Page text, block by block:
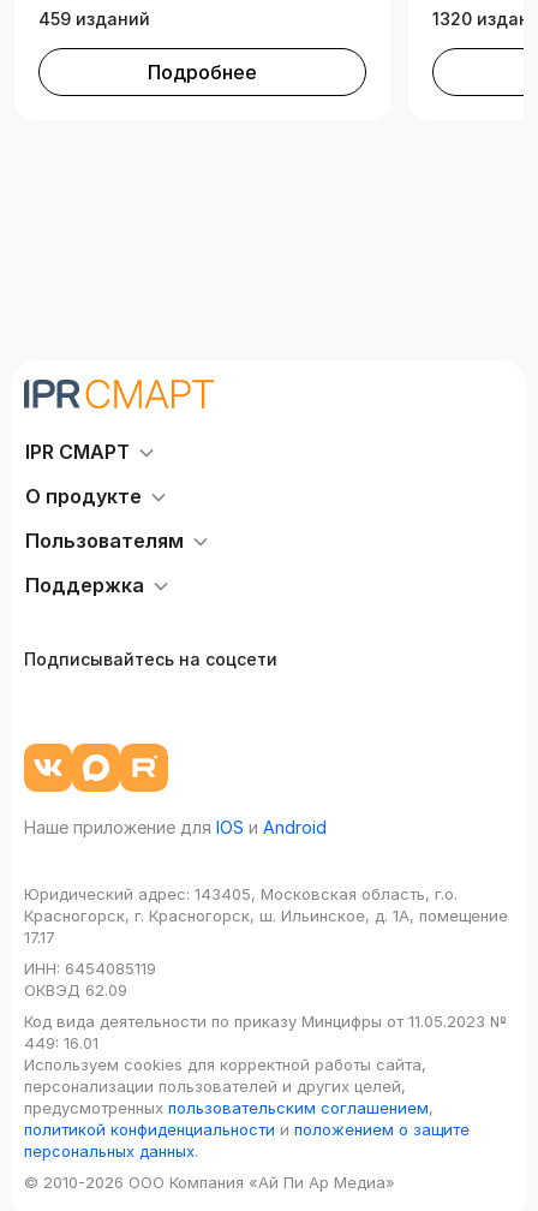
459 изданий
Подробнее
1320
IPR СМАРТ
О продукте
Пользователям
Поддержка
Подписывайтесь на соцсети
Наше приложение для IOS и Android
Юридический адрес: 143405, Московская область, г.о.
Красногорск, г. Красногорск, ш. Ильинское, д. 1А, помещение
17.17
ИНН: 6454085119
ОКВЭД 62.09
Код вида деятельности по приказу Минцифры от 11.05.2023 №
449: 16.01
Используем cookies для корректной работы сайта,
персонализации пользователей и других целей,
предусмотренных пользовательским соглашением,
политикой конфиденциальности и положением о защите
персональных данных.
© 2010-2026 ООО Компания «Ай Пи Ар Медиа»